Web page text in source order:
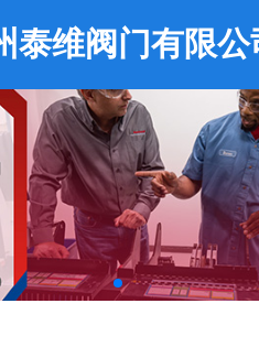
泰维阀门有限公